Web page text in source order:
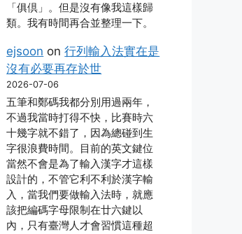
「俱倶」。但是沒有像我這樣歸
類。我有時間再合並整理一下。
ejsoon on行列輸入法實在是
沒有必要再存於世
2026-07-06
五筆和鄭碼我都分別用過兩年，
不過我當時打得不快，比賽時六
十幾字就不錯了，因為總碰到生
字很浪費時間。目前的英文鍵位
當然不會是為了輸入漢字才這樣
設計的，不管它利不利於漢字輸
入，當我們要做輸入法時，就應
該把編碼字母限制在廿六鍵以
內，只有臺灣人才會習慣這種超